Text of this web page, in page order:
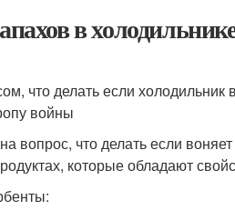
в
что делать если
войны
вопрос, что делать если
которые обладают